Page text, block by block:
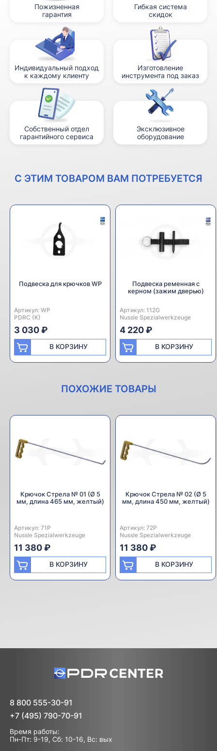
Пожизненная
гарантия
Гибкая система
скидок
Индивидуальный подход
к каждому клиенту
Изготовление
инструмента под заказ
Собственный отдел
гарантийного сервиса
Эксклюзивное
оборудование
С ЭТИМ ТОВАРОМ ВАМ ПОТРЕБУЕТСЯ
Подвеска для крючков WP
Артикул: WP
Производитель:
PDRC (K)
3 030 ₽
В КОРЗИНУ
Подвеска ременная с
керном (зажим дверью)
Артикул: 112G
Производитель:
Nussle Spezialwerkzeuge
4 220 ₽
В КОРЗИНУ
ПОХОЖИЕ ТОВАРЫ
Крючок Стрела № 01 (Ø 5
мм, длина 465 мм, желтый)
Артикул: 71P
Производитель:
Nussle Spezialwerkzeuge
11 380 ₽
В КОРЗИНУ
Крючок Стрела № 02 (Ø 5
мм, длина 450 мм, желтый)
Артикул: 72P
Производитель:
Nussle Spezialwerkzeuge
11 380 ₽
В КОРЗИНУ
8 800 555-30-91
+7 (495) 790-70-91
Время работы:
Пн-Пт: 9-19, Сб: 10-16, Вс: вых